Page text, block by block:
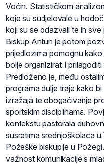
Voćin. Statističkom
koje su sudjelovale u
koji su se odazvali te ih
Biskup Antun je potom
prijedlozima pomognu
bolje organizirati i
Predloženo je, među
programa dulje traje kako
izražaja te obogaćivanje
sportskim disciplinama.
kontekstu pastorala
susretima srednjoškolaca u
Požeške biskupije u
važnost komunikacije s